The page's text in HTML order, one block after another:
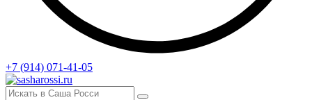
+7 (914) 071-41-05